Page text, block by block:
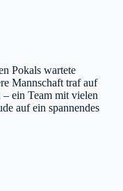
Pokals wartete
Mannschaft traf auf
– ein Team mit vielen
auf ein spannendes